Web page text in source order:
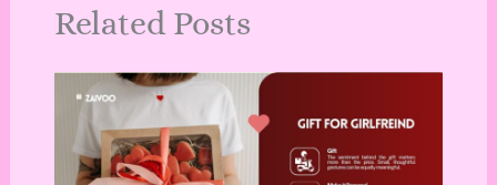
Related Posts